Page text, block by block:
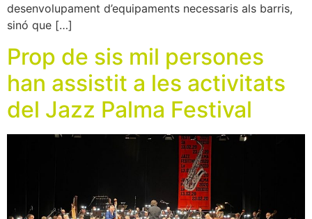
desenvolupament d’equipaments necessaris als barris,
sinó que […]
Prop de sis mil persones
han assistit a les activitats
del Jazz Palma Festival